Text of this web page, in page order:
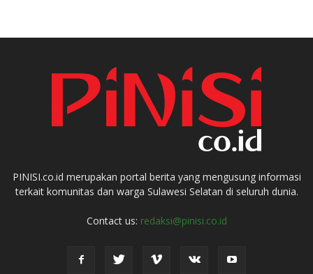
PINISI.co.id merupakan portal berita yang mengusung informasi
terkait komunitas dan warga Sulawesi Selatan di seluruh dunia.
Contact us: redaksi@pinisi.co.id